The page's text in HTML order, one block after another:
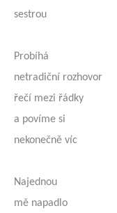
sestrou
Probíhá
netradiční rozhovor
řečí mezi řádky
a povíme si
nekonečně víc
Najednou
mě napadlo